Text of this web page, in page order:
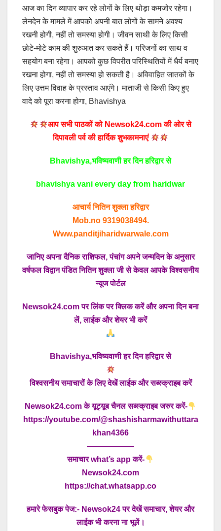
आज का दिन व्यापार कर रहे लोगों के लिए थोड़ा कमजोर रहेगा।
लेनदेन के मामले में आपको अपनी बात लोगों के सामने अवश्य
रखनी होगी, नहीं तो समस्या होगी। जीवन साथी के लिए किसी
छोटे-मोटे काम की शुरुआत कर सकते हैं। परिजनों का साथ व
सहयोग बना रहेगा। आपको कुछ विपरीत परिस्थितियों में धैर्य बनाए
रखना होगा, नहीं तो समस्या हो सकती है। अविवाहित जातकों के
लिए उत्तम विवाह के प्रस्ताव आएंगे। माताजी से किसी किए हुए
वादे को पूरा करना होगा, Bhavishya
आप सभी पाठकों को Newsok24.com की ओर से
दिपावली पर्व की हार्दिक शुभकामनाएं
Bhavishya,भविष्यवाणी हर दिन हरिद्वार से
bhavishya vani every day from haridwar
आचार्य नितिन शुक्ला हरिद्वार
Mob.no 9319038494.
Www.panditjiharidwarwale.com
जानिए अपना दैनिक राशिफल, पंचांग अपने जन्मदिन के अनुसार
वर्षफल विद्वान पंडित नितिन शुक्ला जी से केवल आपके विश्वसनीय
न्यूज पोर्टल
Newsok24.com पर लिंक पर क्लिक करें और अपना दिन बना
लें, लाईक और शेयर भी करें
Bhavishya,भविष्यवाणी हर दिन हरिद्वार से
विश्वसनीय समाचारों के लिए देखें लाईक और सब्स्क्राइब करें
Newsok24.com के यूट्यूब चैनल सब्स्क्राइब जरुर करें-
https://youtube.com/@shashisharmawithuttara
khan4366
——————
समाचार what’s app करें-
Newsok24.com
https://chat.whatsapp.co
हमारे फेसबुक पेज:- Newsok24 पर देखें समाचार, शेयर और
लाईक भी करना ना भूलें।